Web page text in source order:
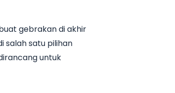
gebrakan di akhir
salah satu pilihan
untuk